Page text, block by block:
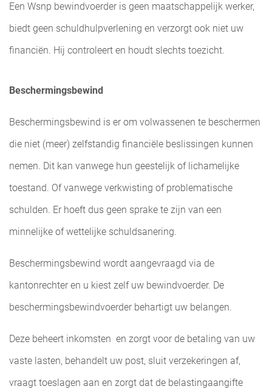
Een Wsnp bewindvoerder is geen maatschappelijk werker,
biedt geen schuldhulpverlening en verzorgt ook niet uw
financiën. Hij controleert en houdt slechts toezicht.
Beschermingsbewind
Beschermingsbewind is er om volwassenen te beschermen
die niet (meer) zelfstandig financiële beslissingen kunnen
nemen. Dit kan vanwege hun geestelijk of lichamelijke
toestand. Of vanwege verkwisting of problematische
schulden. Er hoeft dus geen sprake te zijn van een
minnelijke of wettelijke schuldsanering.
Beschermingsbewind wordt aangevraagd via de
kantonrechter en u kiest zelf uw bewindvoerder. De
beschermingsbewindvoerder behartigt uw belangen.
Deze beheert inkomsten en zorgt voor de betaling van uw
vaste lasten, behandelt uw post, sluit verzekeringen af,
vraagt toeslagen aan en zorgt dat de belastingaangifte